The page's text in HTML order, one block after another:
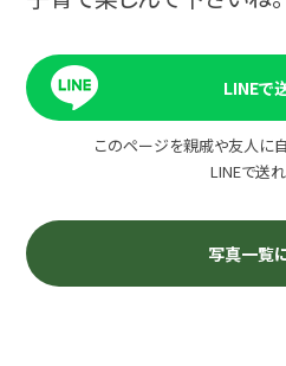
LINEで
このページを親戚や友人に
LINEで送れ
写真一覧